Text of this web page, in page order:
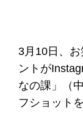
3月10日、
ントが
なの課」（
フショット